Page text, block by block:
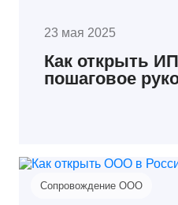
23 мая 2025
Как открыть
пошаговое
Сопровождение ООО